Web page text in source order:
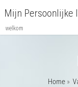
Mijn Persoonlijke
welkom
Home »